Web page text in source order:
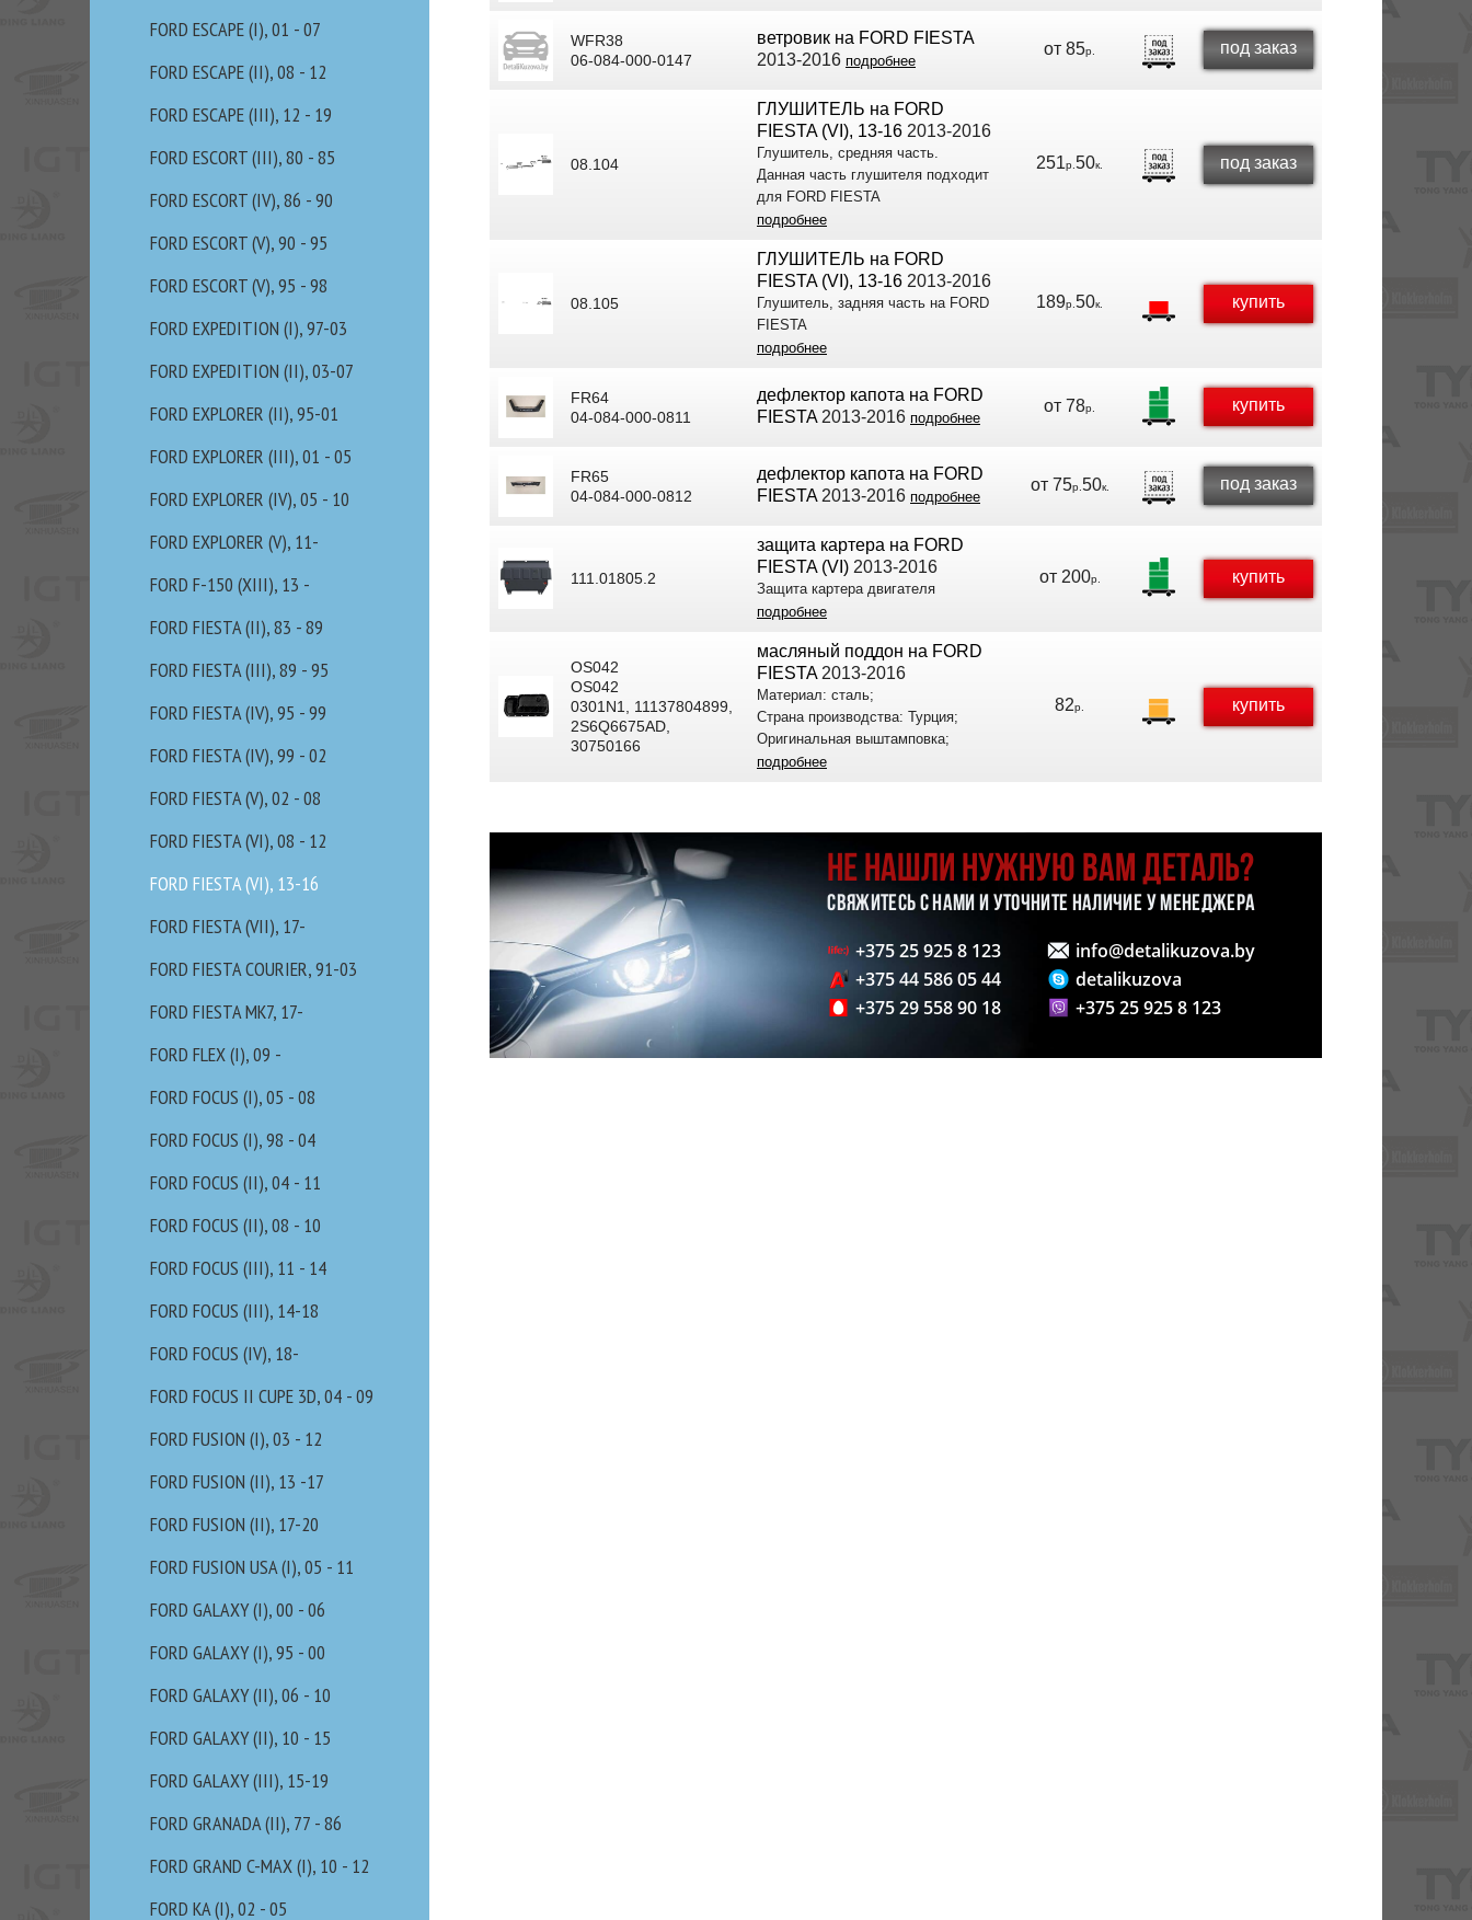
FORD ESCAPE (I), 01 - 07
FORD ESCAPE (II), 08 - 12
FORD ESCAPE (III), 12 - 19
FORD ESCORT (III), 80 - 85
FORD ESCORT (IV), 86 - 90
FORD ESCORT (V), 90 - 95
FORD ESCORT (V), 95 - 98
FORD EXPEDITION (I), 97-03
FORD EXPEDITION (II), 03-07
FORD EXPLORER (II), 95-01
FORD EXPLORER (III), 01 - 05
FORD EXPLORER (IV), 05 - 10
FORD EXPLORER (V), 11-
FORD F-150 (XIII), 13 -
FORD FIESTA (II), 83 - 89
FORD FIESTA (III), 89 - 95
FORD FIESTA (IV), 95 - 99
FORD FIESTA (IV), 99 - 02
FORD FIESTA (V), 02 - 08
FORD FIESTA (VI), 08 - 12
FORD FIESTA (VI), 13-16
FORD FIESTA (VII), 17-
FORD FIESTA COURIER, 91-03
FORD FIESTA MK7, 17-
FORD FLEX (I), 09 -
FORD FOCUS (I), 05 - 08
FORD FOCUS (I), 98 - 04
FORD FOCUS (II), 04 - 11
FORD FOCUS (II), 08 - 10
FORD FOCUS (III), 11 - 14
FORD FOCUS (III), 14-18
FORD FOCUS (IV), 18-
FORD FOCUS II CUPE 3D, 04 - 09
FORD FUSION (I), 03 - 12
FORD FUSION (II), 13 -17
FORD FUSION (II), 17-20
FORD FUSION USA (I), 05 - 11
FORD GALAXY (I), 00 - 06
FORD GALAXY (I), 95 - 00
FORD GALAXY (II), 06 - 10
FORD GALAXY (II), 10 - 15
FORD GALAXY (III), 15-19
FORD GRANADA (II), 77 - 86
FORD GRAND C-MAX (I), 10 - 12
FORD KA (I), 02 - 05
WFR38
06-084-000-0147
ветровик на FORD FIESTA
2013-2016 подробнее
от 85р. под заказ
08.104
ГЛУШИТЕЛЬ на FORD
FIESTA (VI), 13-16 2013-2016
Глушитель, средняя часть.
Данная часть глушителя подходит
для FORD FIESTA
подробнее
251р. 50к. под заказ
08.105
ГЛУШИТЕЛЬ на FORD
FIESTA (VI), 13-16 2013-2016
Глушитель, задняя часть на FORD
FIESTA
подробнее
189р. 50к. купить
FR64
04-084-000-0811
дефлектор капота на FORD
FIESTA2013-2016 подробнее
от 78р. купить
FR65
04-084-000-0812
дефлектор капота на FORD
FIESTA2013-2016 подробнее
от 75р. 50к. под заказ
111.01805.2
защита картера на FORD
FIESTA (VI) 2013-2016
Защита картера двигателя
подробнее
от 200р. купить
OS042
OS042
0301N1, 11137804899,
2S6Q6675AD,
30750166
масляный поддон на FORD
FIESTA2013-2016
Материал: сталь;
Страна производства: Турция;
Оригинальная выштамповка;
подробнее
82р. купить
НЕ НАШЛИ НУЖНУЮ ВАМ ДЕТАЛЬ?
СВЯЖИТЕСЬ С НАМИ И УТОЧНИТЕ НАЛИЧИЕ У МЕНЕДЖЕРА
+375 25 925 8 123
+375 44 586 05 44
+375 29 558 90 18
info@detalikuzova.by
detalikuzova
+375 25 925 8 123